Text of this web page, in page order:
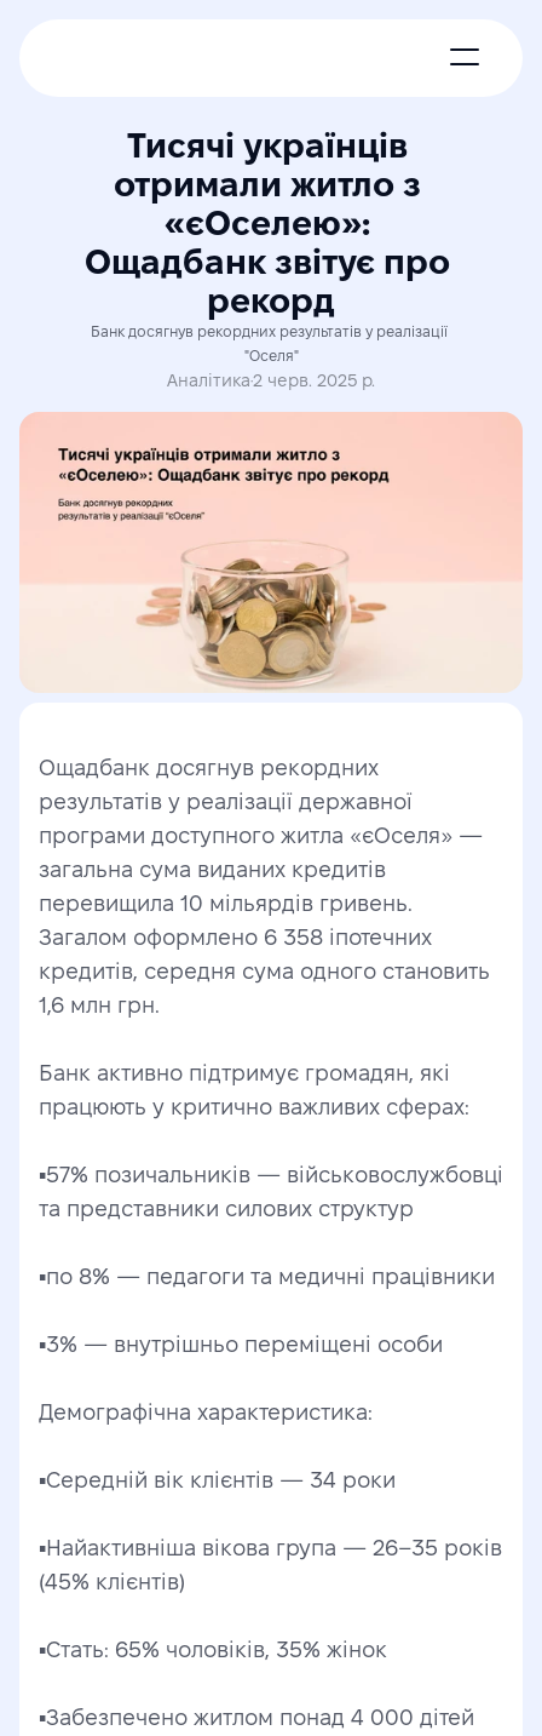
Новини
Експерти
Членські пакети
Тисячі українців
отримали житло з
«єОселею»:
Ощадбанк звітує про
рекорд
Банк досягнув рекордних результатів у реалізації
"Оселя"
Аналітика·2 черв. 2025 р.
Ощадбанк досягнув рекордних
результатів у реалізації державної
програми доступного житла «єОселя» —
загальна сума виданих кредитів
перевищила 10 мільярдів гривень.
Загалом оформлено 6 358 іпотечних
кредитів, середня сума одного становить
1,6 млн грн.
Банк активно підтримує громадян, які
працюють у критично важливих сферах:
▪️57% позичальників — військовослужбовці
та представники силових структур
▪️по 8% — педагоги та медичні працівники
▪️3% — внутрішньо переміщені особи
Демографічна характеристика:
▪️Середній вік клієнтів — 34 роки
▪️Найактивніша вікова група — 26–35 років
(45% клієнтів)
▪️Стать: 65% чоловіків, 35% жінок
▪️Забезпечено житлом понад 4 000 дітей